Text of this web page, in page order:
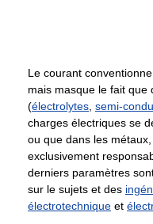
Le courant
mais masque le fait que
(électrolytes semi-
charges électriques se
ou que dans les
exclusivement
derniers paramètres
sur le sujets et des
électrotechnique et